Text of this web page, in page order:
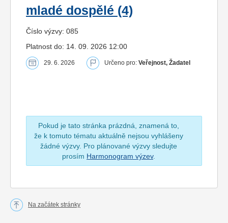
mladé dospělé (4)
Číslo výzvy: 085
Platnost do: 14. 09. 2026 12:00
29. 6. 2026 Určeno pro: Veřejnost, Žadatel
Pokud je tato stránka prázdná, znamená to,
že k tomuto tématu aktuálně nejsou vyhlášeny
žádné výzvy. Pro plánované výzvy sledujte
prosím Harmonogram výzev.
Na začátek stránky